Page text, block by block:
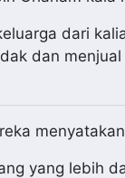
dari
dan
yang lebih